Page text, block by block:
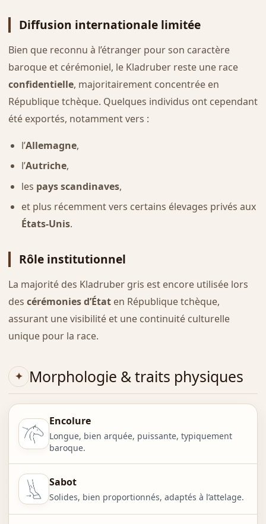
Diffusion internationale limitée
Bien que reconnu à l’étranger pour son caractère
baroque et cérémoniel, le Kladruber reste une race
confidentielle, majoritairement concentrée en
République tchèque. Quelques individus ont cependant
été exportés, notamment vers :
l’Allemagne,
l’Autriche,
les pays scandinaves,
et plus récemment vers certains élevages privés aux
États-Unis.
Rôle institutionnel
La majorité des Kladruber gris est encore utilisée lors
des cérémonies d’Étaten République tchèque,
assurant une visibilité et une continuité culturelle
unique pour la race.
Morphologie & traits physiques
Encolure
Longue, bien arquée, puissante, typiquement
baroque.
Sabot
Solides, bien proportionnés, adaptés à l’attelage.